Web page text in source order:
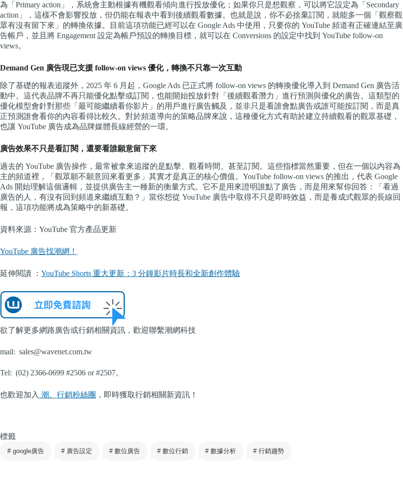
為「Primary action」，系統會主動根據有機觀看傾向進行投放優化；如果你只是想觀察，可以將它設定為「Secondary
action」，這樣不會影響投放，但仍能在報表中看到後續觀看數據。也就是說，你不必捨棄訂閱，就能多一個「觀察觀
眾有沒有留下來」的轉換依據。目前這項功能已經可以在 Google Ads 中使用，只要你的 YouTube 頻道有正確連結至廣
告帳戶，並且將 Engagement 設定為帳戶預設的轉換目標，就可以在 Conversions 的設定中找到 YouTube follow-on
views。
Demand Gen 廣告現已支援 follow-on views 優化，轉換不只靠一次互動
除了基礎的報表追蹤外，2025 年 6 月起，Google Ads 已正式將 follow-on views 的轉換優化導入到 Demand Gen 廣告活
動中。這代表品牌不再只能優化點擊或訂閱，也能開始投放針對「後續觀看潛力」進行預測與優化的廣告。這類型的
優化模型會針對那些「最可能繼續看你影片」的用戶進行廣告觸及，並非只是看誰會點廣告或誰可能按訂閱，而是真
正預測誰會看你的內容看得比較久。對於頻道導向的策略品牌來說，這種優化方式有助於建立持續觀看的觀眾基礎，
也讓 YouTube 廣告成為品牌媒體長線經營的一環。
廣告效果不只是看訂閱，還要看誰願意留下來
過去的 YouTube 廣告操作，最常被拿來追蹤的是點擊、觀看時間、甚至訂閱。這些指標當然重要，但在一個以內容為
主的頻道裡，「觀眾願不願意回來看更多」其實才是真正的核心價值。YouTube follow-on views 的推出，代表 Google
Ads 開始理解這個邏輯，並提供廣告主一種新的衡量方式。它不是用來證明誰點了廣告，而是用來幫你回答：「看過
廣告的人，有沒有回到頻道來繼續互動？」當你想從 YouTube 廣告中取得不只是即時效益，而是養成式觀眾的長線回
報，這項功能將成為策略中的新基礎。
資料來源：YouTube 官方產品更新
YouTube 廣告找潮網！
延伸閱讀 ： YouTube Shorts 重大更新：3 分鐘影片時長和全新創作體驗
欲了解更多網路廣告或行銷相關資訊，歡迎聯繫潮網科技
mail: sales@wavenet.com.tw
Tel: (02) 2366-0699 #2506 or #2507。
也歡迎加入 潮。行銷粉絲團 ，即時獲取行銷相關新資訊！
標籤
#google廣告 #廣告設定 #數位廣告 #數位行銷 #數據分析 #行銷趨勢